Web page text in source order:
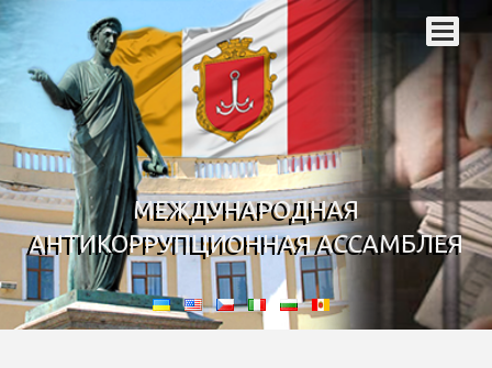
МЕЖДУНАРОДНАЯ
АНТИКОРРУПЦИОННАЯ АССАМБЛЕЯ